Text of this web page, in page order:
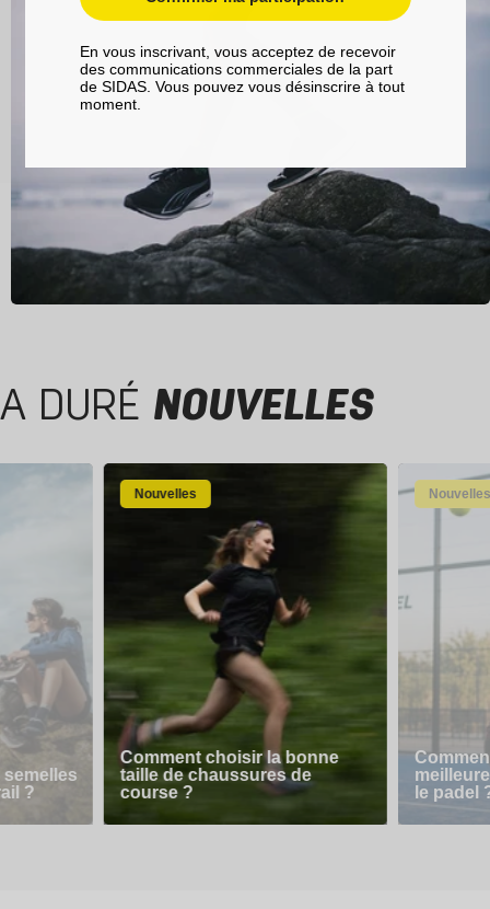
A DURÉ NOUVELLES
?
Nouvelles
Comment choisir la bonne
taille de chaussures de
course ?
Nouvelles
le padel
En vous inscrivant, vous acceptez de recevoir
des communications commerciales de la part
de SIDAS. Vous pouvez vous désinscrire à tout
moment.